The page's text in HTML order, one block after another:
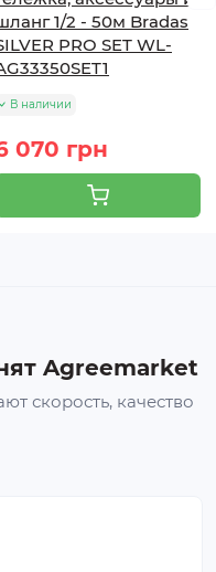
1/2 - 50м Bradas
PRO SET WL-
В наличии
070 грн
Agreemarket
скорость, качество